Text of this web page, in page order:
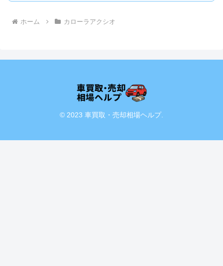
ホーム カローラアクシオ
© 2023 車買取・売却相場ヘルプ.